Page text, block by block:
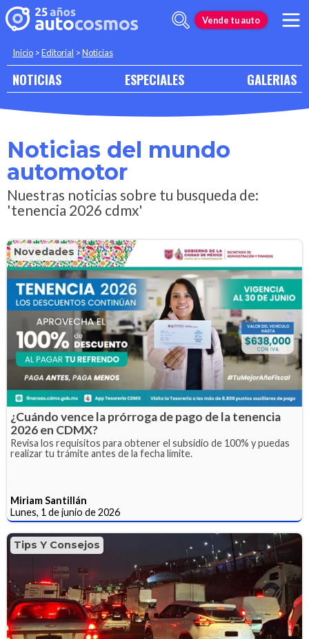
Vende tu auto
Inicio >Editorial >Noticias
NOTICIAS ESPECIALES GALERIAS
Noticias del mundo
automotor
Nuestras noticias sobre tu busqueda de:
'tenencia 2026 cdmx'
Novedades
¿Cuándo vence la prórroga de pago de la tenencia
2026 en CDMX?
Revisa los requisitos para obtener el subsidio de 100% y puedas
realizar tu trámite antes de la fecha límite.
Miriam Santillán
Lunes, 1 de junio de 2026
Tips Y Consejos